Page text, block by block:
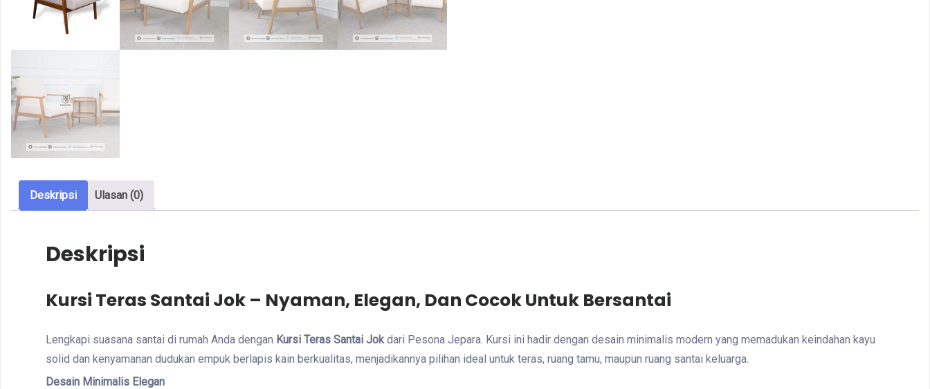
Deskripsi Ulasan (0)
Deskripsi
Kursi Teras Santai Jok – Nyaman, Elegan, Dan Cocok Untuk Bersantai
Lengkapi suasana santai di rumah Anda dengan Kursi Teras Santai Jokdari Pesona Jepara. Kursi ini hadir dengan desain minimalis modern yang memadukan keindahan kayu
solid dan kenyamanan dudukan empuk berlapis kain berkualitas, menjadikannya pilihan ideal untuk teras, ruang tamu, maupun ruang santai keluarga.
Desain Minimalis Elegan